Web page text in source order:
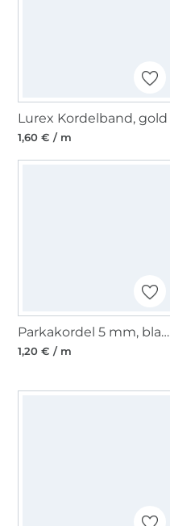
Lurex Kordelband, gold
1,60 € / m
Parkakordel 5 mm, blassgrün
1,20 € / m